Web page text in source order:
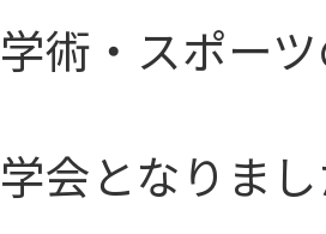
学術・スポー
学会となりまし